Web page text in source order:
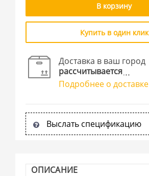
В корзину
Купить в один клик
Доставка в ваш город
рассчитывается
Подробнее о доставке
Выслать спецификацию
ОПИСАНИЕ